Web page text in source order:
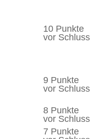
10 Punkte
vor Schluss
9 Punkte
vor Schluss
8 Punkte
vor Schluss
7 Punkte